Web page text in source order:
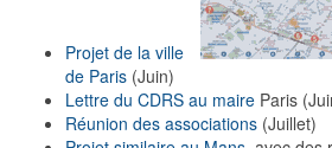
Projet de la ville
de Paris (Juin)
Lettre du CDRS au maire Paris
Réunion des associations (Juillet)